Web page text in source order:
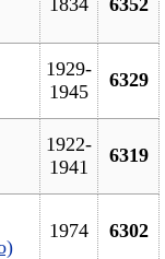
1929-
1945
6329
1922-
1941
6319
1974 6302